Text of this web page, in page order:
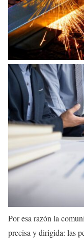
Por esa razón la
precisa y dirigida: las